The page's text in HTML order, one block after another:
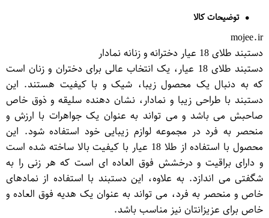
توضیحات کالا
mojee.ir
دستبند طلای 18 عیار دخترانه و زنانه نمادار
دستبند طلای 18 عیار، یک انتخاب عالی برای دختران و زنان است
که به دنبال یک محصول زیبا، شیک و با کیفیت هستند. این
دستبند با طراحی زیبا و نمادار، نشان دهنده سلیقه و ذوق خاص
صاحبش می باشد و می تواند به عنوان یک جواهرات با ارزش و
منحصر به فرد در مجموعه لوازم زیبایی خود استفاده شود. این
محصول با استفاده از طلا 18 عیار با کیفیت بالا ساخته شده است
و دارای براقیت و درخشش فوق العاده ای است که هر زنی را به
شگفتی می اندازد. به علاوه، این دستبند با استفاده از نمادهای
خاص و منحصر به فرد، می تواند به عنوان یک هدیه فوق العاده و
خاص برای عزیزانتان نیز مناسب باشد.